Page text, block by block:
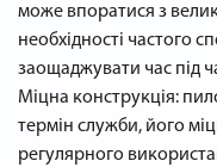
може впоратися з
необхідності частого
заощаджувати час під
Міцна конструкція:
термін служби, його
регулярного